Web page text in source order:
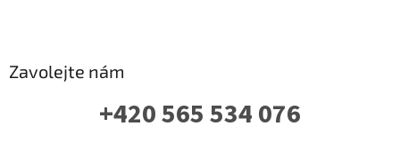
Zavolejte nám
+420 565 534 076